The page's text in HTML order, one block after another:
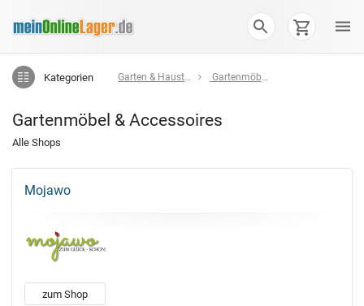
Kategorien Garten & Haustier Gartenmöbel & Accessoires
Gartenmöbel & Accessoires
Alle Shops
Mojawo
zum Shop